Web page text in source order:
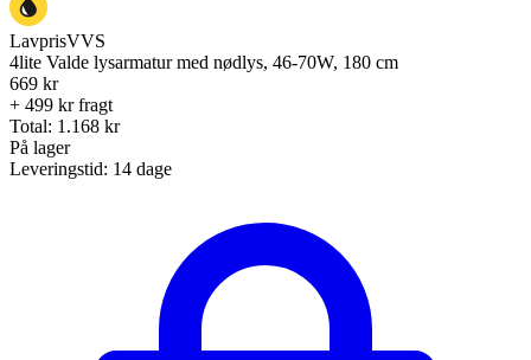
LavprisVVS
4lite Valde lysarmatur med nødlys, 46-70W, 180 cm
669 kr
+ 499 kr fragt
Total: 1.168 kr
På lager
Leveringstid: 14 dage